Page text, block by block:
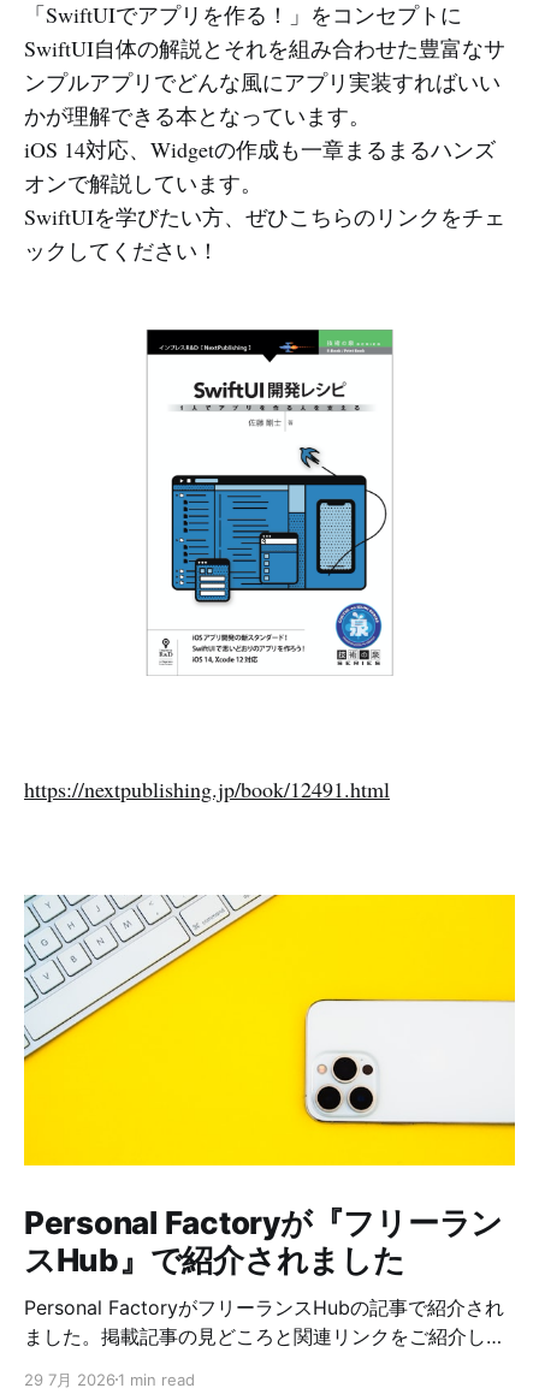
「SwiftUIでアプリを作る！」をコンセプトに
SwiftUI自体の解説とそれを組み合わせた豊富なサ
ンプルアプリでどんな風にアプリ実装すればいい
かが理解できる本となっています。
iOS 14対応、Widgetの作成も一章まるまるハンズ
オンで解説しています。
SwiftUIを学びたい方、ぜひこちらのリンクをチェ
ックしてください！
https://nextpublishing.jp/book/12491.html
Personal Factoryが『フリーラン
スHub』で紹介されました
Personal FactoryがフリーランスHubの記事で紹介され
ました。掲載記事の見どころと関連リンクをご紹介しま
29 7月 2026 1 min read